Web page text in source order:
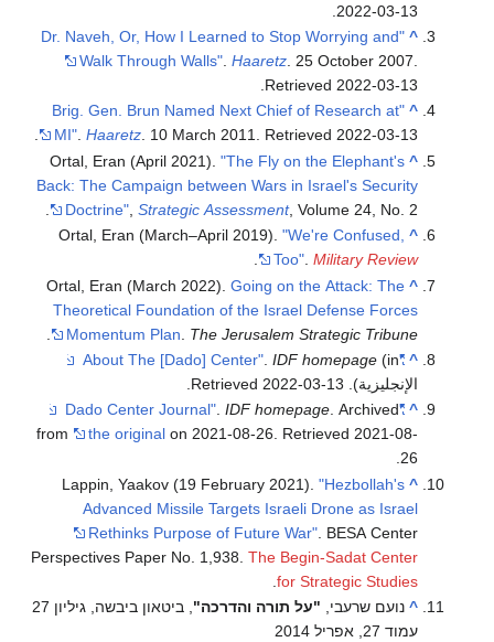
2022-03-13
.
^
"Dr. Naveh, Or, How I Learned to Stop Worrying and
Walk Through Walls".Haaretz. 25 October 2007
Retrieved2022-03-13
.
^
"Brig. Gen. Brun Named Next Chief of Research at
MI".Haaretz. 10 March 2011. Retrieved2022-03-13
.
^
Ortal, Eran (April 2021)."The Fly on the Elephant's
Back: The Campaign between Wars in Israel's Security
Doctrine",Strategic Assessment, Volume 24, No. 2.
^
Ortal, Eran (March–April 2019)."We're Confused,
Too".Military Review
.
^
Ortal, Eran (March 2022).Going on the Attack: The
Theoretical Foundation of the Israel Defense Forces
Momentum Plan.The Jerusalem Strategic Tribune
.
^
"About The [Dado] Center"
.IDF homepage(in
الإنجليزية). Retrieved
2022-03-13
.
^
"Dado Center Journal"
.IDF homepage. Archived
from
the originalon 2021-08-26. Retrieved2021-08-
26
.
^
Lappin, Yaakov (19 February 2021)."Hezbollah's
Advanced Missile Targets Israeli Drone as Israel
Rethinks Purpose of Future War". BESA Center
Perspectives Paper No. 1,938.The Begin-Sadat Center
for Strategic Studies
.
^
נועם שרעבי,"על תורה והדרכה"
, ביטאון ביבשה, גיליון 27
עמוד 27, אפריל 2014